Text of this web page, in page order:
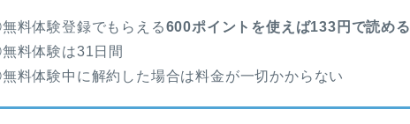
料体験登録でもらえる600ポイントを使えば133円で読める
料体験は31日間
料体験中に解約した場合は料金が一切かからない